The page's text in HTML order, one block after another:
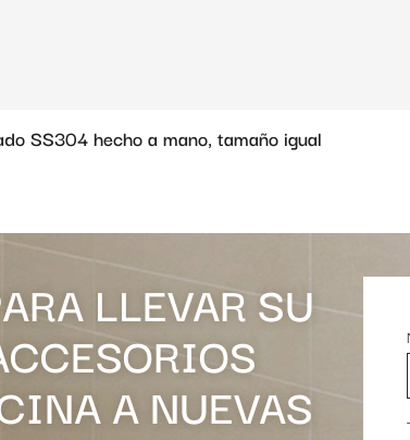
SS304 hecho a mano, tamaño igual
LLEVAR SU
A NUEVAS